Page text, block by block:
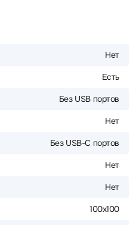
Нет
Есть
Без USB портов
Нет
Без USB-С портов
Нет
Нет
100x100